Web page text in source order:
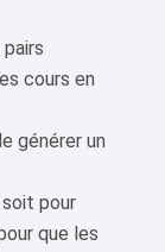
cours en
générer un
pour
que les